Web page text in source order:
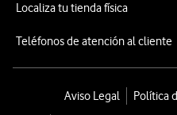
Localiza tu tienda física
Teléfonos de atención al cliente
Aviso Legal
Política